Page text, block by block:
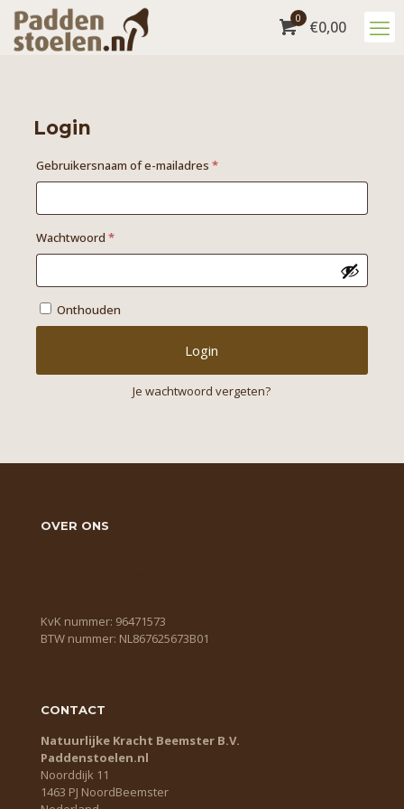
0 €0,00
Login
Gebruikersnaam of e-mailadres *Vereist
Wachtwoord *Vereist
Onthouden
Login
Je wachtwoord vergeten?
OVER ONS
KvK nummer: 96471573
BTW nummer: NL867625673B01
CONTACT
Natuurlijke Kracht Beemster B.V.
Paddenstoelen.nl
Noorddijk 11
1463 PJ NoordBeemster